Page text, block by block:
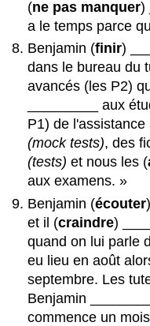
(ne pas manquer)
a le temps parce
Benjamin (finir)
dans le bureau du
avancés (les P2)
_________ aux
P1) de
(mock tests), des
(tests) et nous les (
aux examens. »
Benjamin (écouter
et il (craindre)
quand on lui parle
eu lieu en août
septembre. Les
Benjamin
commence un